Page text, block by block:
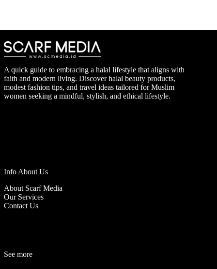
A quick guide to embracing a halal lifestyle that aligns with
faith and modern living. Discover halal beauty products,
modest fashion tips, and travel ideas tailored for Muslim
women seeking a mindful, stylish, and ethical lifestyle.
Info About Us
About Scarf Media
Our Services
Contact Us
See more